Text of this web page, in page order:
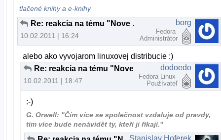
tlačené knihy a e-knihy
Re: reakcia na tému "Nove slovenske linuxove distro"
10.02.2011 | 16:24
borg
Fedora
Administrátor
alebo ako vyvojarom linuxovej distribucie :)
10.02.2011 | 18:47
dodoedo
Fedora Linux
Používateľ
:-)
G. Orwell: "Čím více se společnost vzdaluje od pravdy,
tím více bude nenávidět ty, kteří ji říkají."